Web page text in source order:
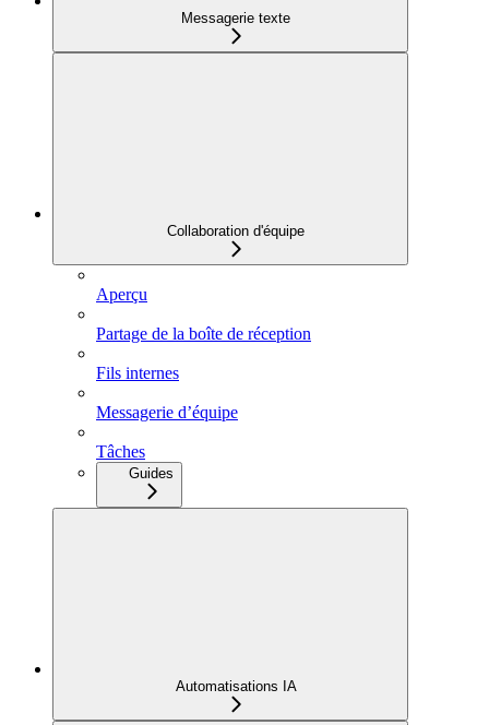
Messagerie texte
Collaboration d'équipe
Aperçu
Partage de la boîte de réception
Fils internes
Messagerie d’équipe
Tâches
Guides
Automatisations IA